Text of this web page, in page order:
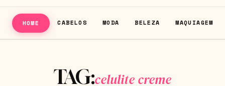
HOME CABELOS MODA BELEZA MAQUIAGEM
TAG:celulite creme